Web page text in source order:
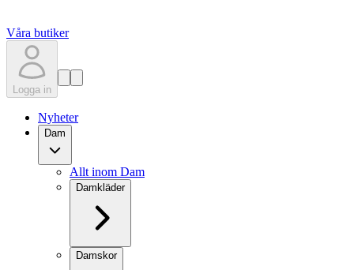
Våra butiker
Logga in
Nyheter
Dam
Allt inom Dam
Damkläder
Damskor